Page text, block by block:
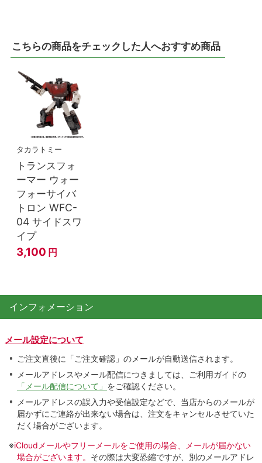
こちらの商品をチェックした人へおすすめ商品
タカラトミー
トランスフォ
ーマー ウォー
フォーサイバ
トロン WFC-
04 サイドスワ
イプ
3,100 円
インフォメーション
メール設定について
ご注文直後に「ご注文確認」のメールが自動送信されます。
メールアドレスやメール配信につきましては、ご利用ガイドの
「メール配信について」 をご確認ください。
メールアドレスの誤入力や受信設定などで、当店からのメールが
届かずにご連絡が出来ない場合は、注文をキャンセルさせていた
だく場合がございます。
※iCloudメールやフリーメールをご使用の場合、メールが届かない
場合がございます。 その際は大変恐縮ですが、別のメールアドレ